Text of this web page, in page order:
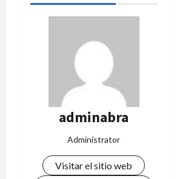
adminabra
Administrator
Visitar el sitio web